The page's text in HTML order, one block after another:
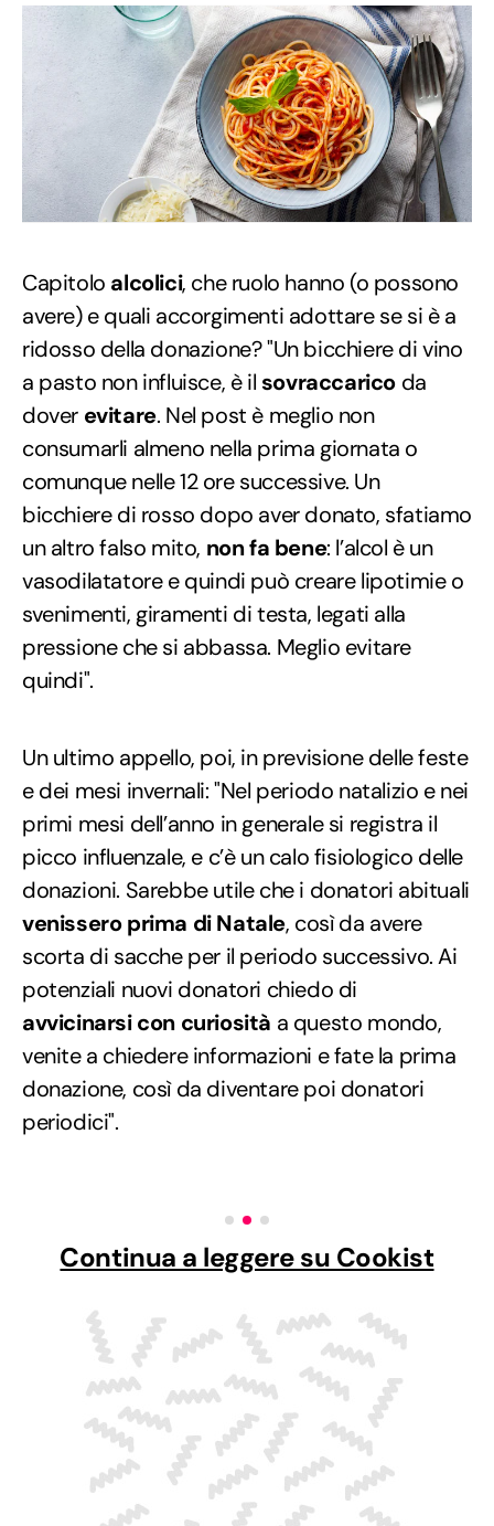
Capitolo alcolici, che ruolo hanno (o possono
avere) e quali accorgimenti adottare se si è a
ridosso della donazione? "Un bicchiere di vino
a pasto non influisce, è il sovraccarico da
dover evitare. Nel post è meglio non
consumarli almeno nella prima giornata o
comunque nelle 12 ore successive. Un
bicchiere di rosso dopo aver donato, sfatiamo
un altro falso mito, non fa bene: l’alcol è un
vasodilatatore e quindi può creare lipotimie o
svenimenti, giramenti di testa, legati alla
pressione che si abbassa. Meglio evitare
quindi".
Un ultimo appello, poi, in previsione delle feste
e dei mesi invernali: "Nel periodo natalizio e nei
primi mesi dell’anno in generale si registra il
picco influenzale, e c’è un calo fisiologico delle
donazioni. Sarebbe utile che i donatori abituali
venissero prima di Natale, così da avere
scorta di sacche per il periodo successivo. Ai
potenziali nuovi donatori chiedo di
avvicinarsi con curiosità a questo mondo,
venite a chiedere informazioni e fate la prima
donazione, così da diventare poi donatori
periodici".
Continua a leggere su Cookist